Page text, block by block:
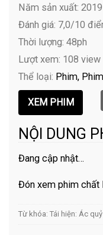
Năm sản xuất: 2019
Đánh giá: 7,0/10
Thời lượng: 48ph
Lượt xem: 108 view
Thể loại: Phim
NỘI DUNG
Đang cập nhật…
Đón xem phim
Từ khóa:Tái hiện: Ác